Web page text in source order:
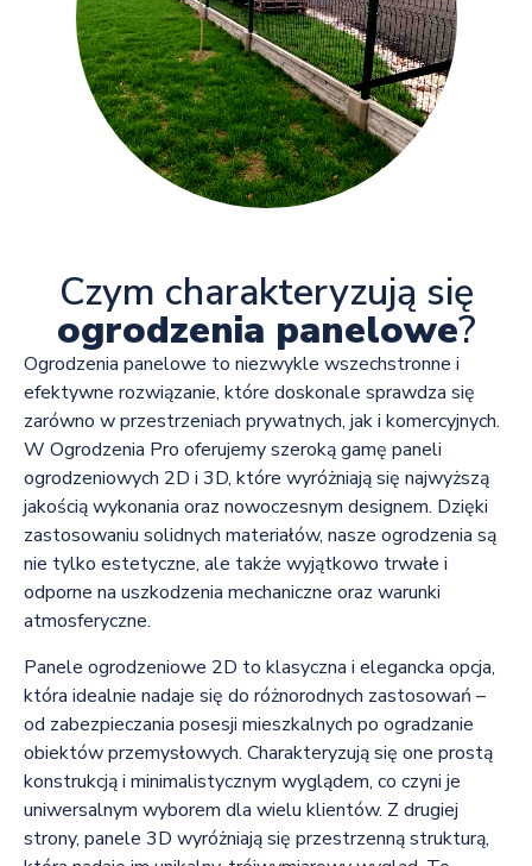
Czym charakteryzują się
ogrodzenia panelowe?
Ogrodzenia panelowe to niezwykle wszechstronne i
efektywne rozwiązanie, które doskonale sprawdza się
zarówno w przestrzeniach prywatnych, jak i komercyjnych.
W Ogrodzenia Pro oferujemy szeroką gamę paneli
ogrodzeniowych 2D i 3D, które wyróżniają się najwyższą
jakością wykonania oraz nowoczesnym designem. Dzięki
zastosowaniu solidnych materiałów, nasze ogrodzenia są
nie tylko estetyczne, ale także wyjątkowo trwałe i
odporne na uszkodzenia mechaniczne oraz warunki
atmosferyczne.
Panele ogrodzeniowe 2D to klasyczna i elegancka opcja,
która idealnie nadaje się do różnorodnych zastosowań –
od zabezpieczania posesji mieszkalnych po ogradzanie
obiektów przemysłowych. Charakteryzują się one prostą
konstrukcją i minimalistycznym wyglądem, co czyni je
uniwersalnym wyborem dla wielu klientów. Z drugiej
strony, panele 3D wyróżniają się przestrzenną strukturą,